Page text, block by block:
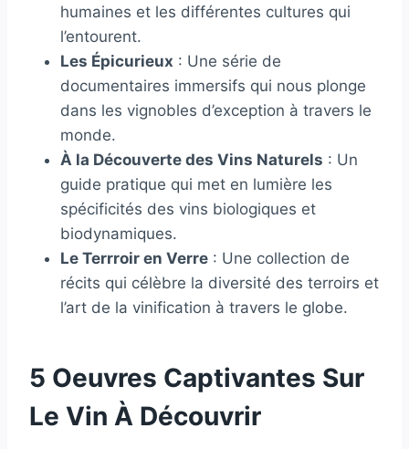
humaines et les différentes cultures qui
l’entourent.
Les Épicurieux : Une série de
documentaires immersifs qui nous plonge
dans les vignobles d’exception à travers le
monde.
À la Découverte des Vins Naturels : Un
guide pratique qui met en lumière les
spécificités des vins biologiques et
biodynamiques.
Le Terrroir en Verre : Une collection de
récits qui célèbre la diversité des terroirs et
l’art de la vinification à travers le globe.
5 Oeuvres Captivantes Sur
Le Vin À Découvrir